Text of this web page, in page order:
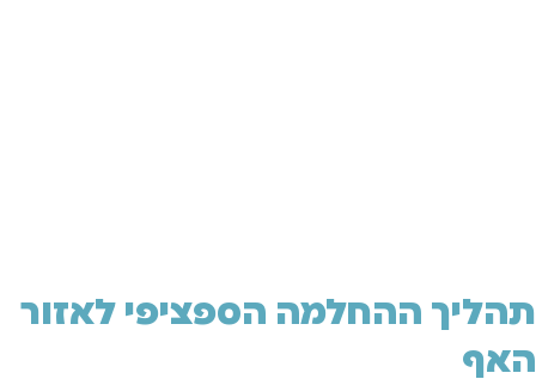
תהליך ההחלמה הספציפי לאזור
האף